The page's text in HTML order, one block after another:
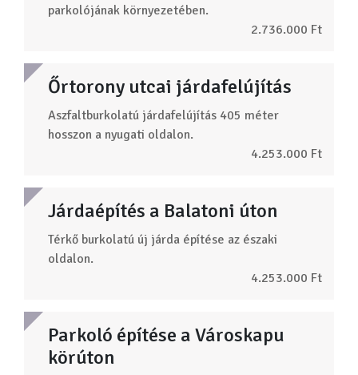
parkolójának környezetében.
2.736.000 Ft
Őrtorony utcai járdafelújítás
Aszfaltburkolatú járdafelújítás 405 méter
hosszon a nyugati oldalon.
4.253.000 Ft
Járdaépítés a Balatoni úton
Térkő burkolatú új járda építése az északi
oldalon.
4.253.000 Ft
Parkoló építése a Városkapu
körúton